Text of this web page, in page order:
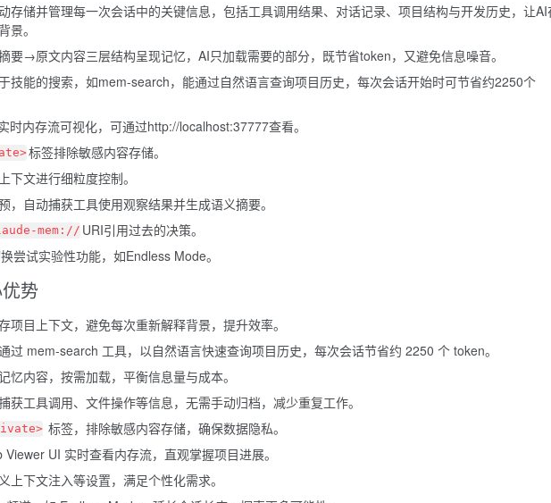
存储并管理每一次会话中的关键信息，包括工具调用结果、对话记录、项目结构与开发历史，让AI
景。
要→原文内容三层结构呈现记忆，AI只加载需要的部分，既节省token，又避免信息噪音。
技能的搜索，如mem-search，能通过自然语言查询项目历史，每次会话开始时可节省约2250个
时内存流可视化，可通过http://localhost:37777查看。
标签排除敏感内容存储。
下文进行细粒度控制。
，自动捕获工具使用观察结果并生成语义摘要。
mem:// URI引用过去的决策。
尝试实验性功能，如Endless Mode。
势
项目上下文，避免每次重新解释背景，提升效率。
过 mem-search 工具，以自然语言快速查询项目历史，每次会话节省约 2250 个 token。
忆内容，按需加载，平衡信息量与成本。
获工具调用、文件操作等信息，无需手动归档，减少重复工作。
标签，排除敏感内容存储，确保数据隐私。
Viewer UI 实时查看内存流，直观掌握项目进展。
上下文注入等设置，满足个性化需求。